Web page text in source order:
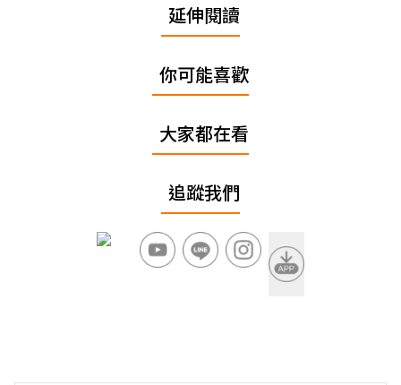
延伸閱讀
你可能喜歡
大家都在看
追蹤我們